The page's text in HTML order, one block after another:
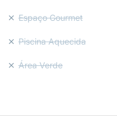
Espaço Gourmet
Piscina Aquecida
Área Verde